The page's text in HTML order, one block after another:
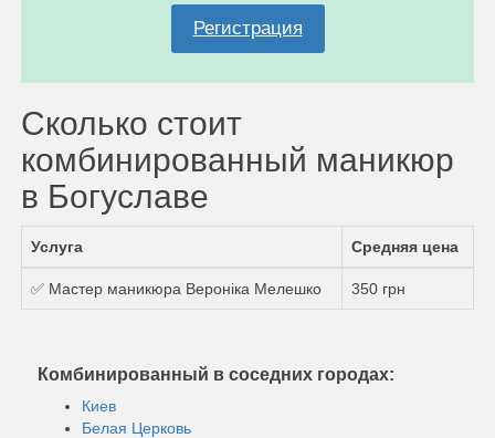
Регистрация
Сколько стоит
комбинированный маникюр
в Богуславе
Услуга Средняя цена
✅ Мастер маникюра Вероніка Мелешко 350 грн
Комбинированный в соседних городах:
Киев
Белая Церковь